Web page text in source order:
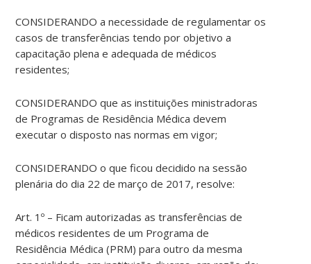
CONSIDERANDO a necessidade deregulamentar os
casos de transferências tendo por objetivo a
capacitação plena e adequada de médicos
residentes;
CONSIDERANDO que as instituições ministradoras
de Programas de Residência Médica devem
executar o disposto nas normas em vigor;
CONSIDERANDO o queficou decidido nasessão
plenária do dia 22 de março de 2017, resolve:
Art. 1º – Ficam autorizadas as transferências de
médicosresidentes de um Programa de
Residência Médica(PRM) para outro da mesma